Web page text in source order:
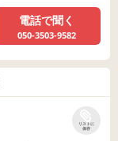
電話で聞く
050-3503-9582
リストに
保存